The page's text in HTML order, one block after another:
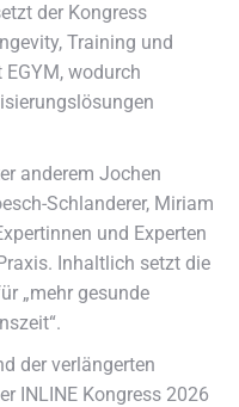
der Kongress
Training und
wodurch
anderem Jochen
Schlanderer, Miriam
und Experten
Inhaltlich setzt die
„mehr gesunde
der verlängerten
INLINE Kongress 2026